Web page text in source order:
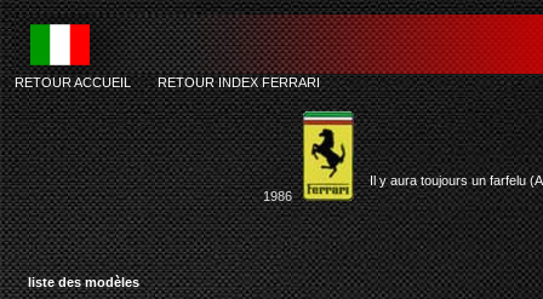
liste des modèles
RETOUR ACCUEIL-RETOUR INDEX FERRARI
1986
Il y aura toujours un farfelu